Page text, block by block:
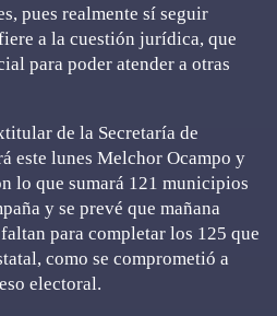
pues realmente sí seguir
a la cuestión jurídica, que
para poder atender a otras
de la Secretaría de
este lunes Melchor Ocampo y
lo que sumará 121 municipios
y se prevé que mañana
para completar los 125 que
como se comprometió a
electoral.